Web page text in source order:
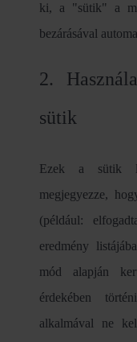
ki, a "sütik" a
bezárásával
2.
sütik
Ezek a sütik
megjegyezze,
(például:
eredmény
mód alapján
érdekében
alkalmával ne